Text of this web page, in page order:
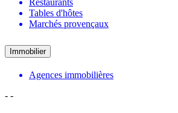
Restaurants
Tables d'hôtes
Marchés provençaux
Immobilier
Agences immobilières
- -